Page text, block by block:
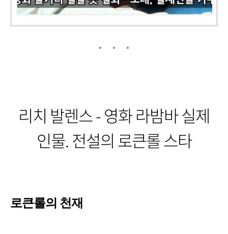
리치 발렌스 - 영화 라밤바 실제
인물. 전설의 로큰롤 스타
로큰롤의 천재